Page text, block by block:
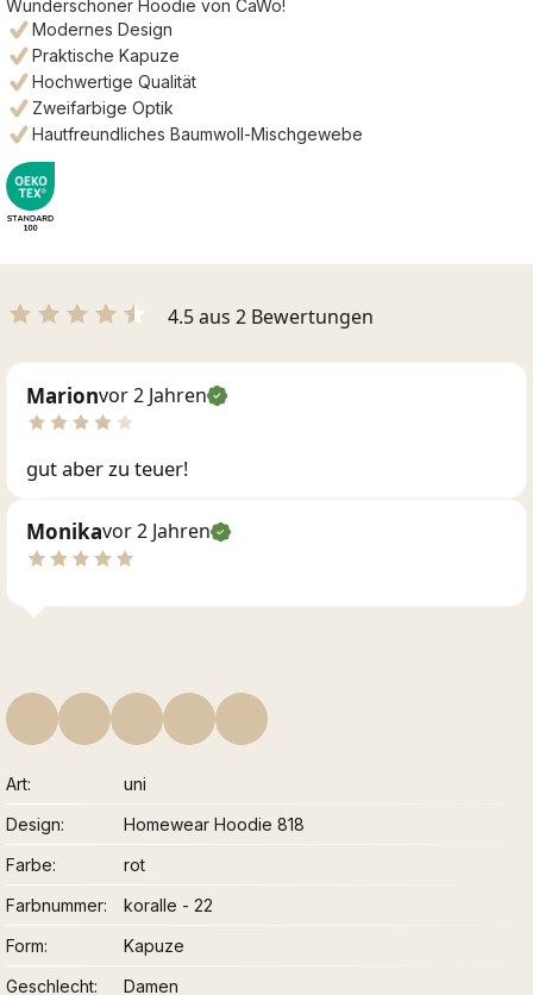
Wunderschöner Hoodie von CaWö!
Modernes Design
Praktische Kapuze
Hochwertige Qualität
Zweifarbige Optik
Hautfreundliches Baumwoll-Mischgewebe
4.5 aus 2 Bewertungen
Marionvor 2 Jahren
gut aber zu teuer!
Monikavor 2 Jahren
Art
uni
Design
Homewear Hoodie 818
Farbe
rot
Farbnummer
koralle - 22
Form
Kapuze
Geschlecht
Damen